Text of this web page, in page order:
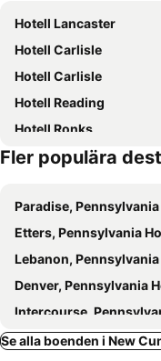
Hotell Lancaster
Hotell Carlisle
Hotell Carlisle
Hotell Reading
Hotell Ronks
Fler populära
Paradise,
Etters, Pennsylvania
Lebanon,
Denver, Pennsylvania
Intercourse, Pennsylvania
Wyomissing, Pennsylvania
Se alla boenden i New